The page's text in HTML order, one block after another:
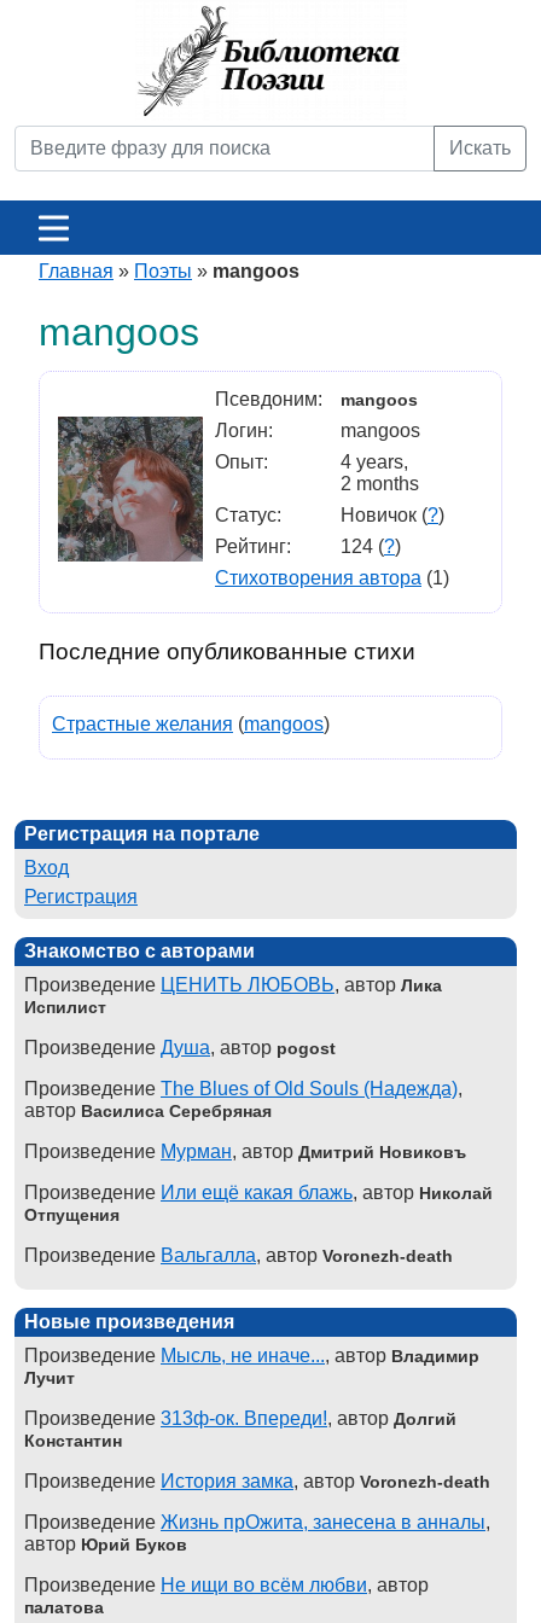
Искать
Главная » Поэты » mangoos
mangoos
Псевдоним: mangoos
Логин:
mangoos
Опыт:
4 years,
2 months
Статус:
Новичок (?)
Рейтинг:
124 (?)
Стихотворения автора (1)
Последние опубликованные стихи
Страстные желания (mangoos)
Регистрация на портале
Вход
Регистрация
Знакомство с авторами
Произведение ЦЕНИТЬ ЛЮБОВЬ, автор Лика
Испилист
Произведение Душа, автор pogost
Произведение The Blues of Old Souls (Надежда),
автор Василиса Серебряная
Произведение Мурман, автор Дмитрий Новиковъ
Произведение Или ещё какая блажь, автор Николай
Отпущения
Произведение Вальгалла, автор Voronezh-death
Новые произведения
Произведение Мысль, не иначе..., автор Владимир
Лучит
Произведение 313ф-ок. Впереди!, автор Долгий
Константин
Произведение История замка, автор Voronezh-death
Произведение Жизнь прОжита, занесена в анналы,
автор Юрий Буков
Произведение Не ищи во всём любви, автор
палатова